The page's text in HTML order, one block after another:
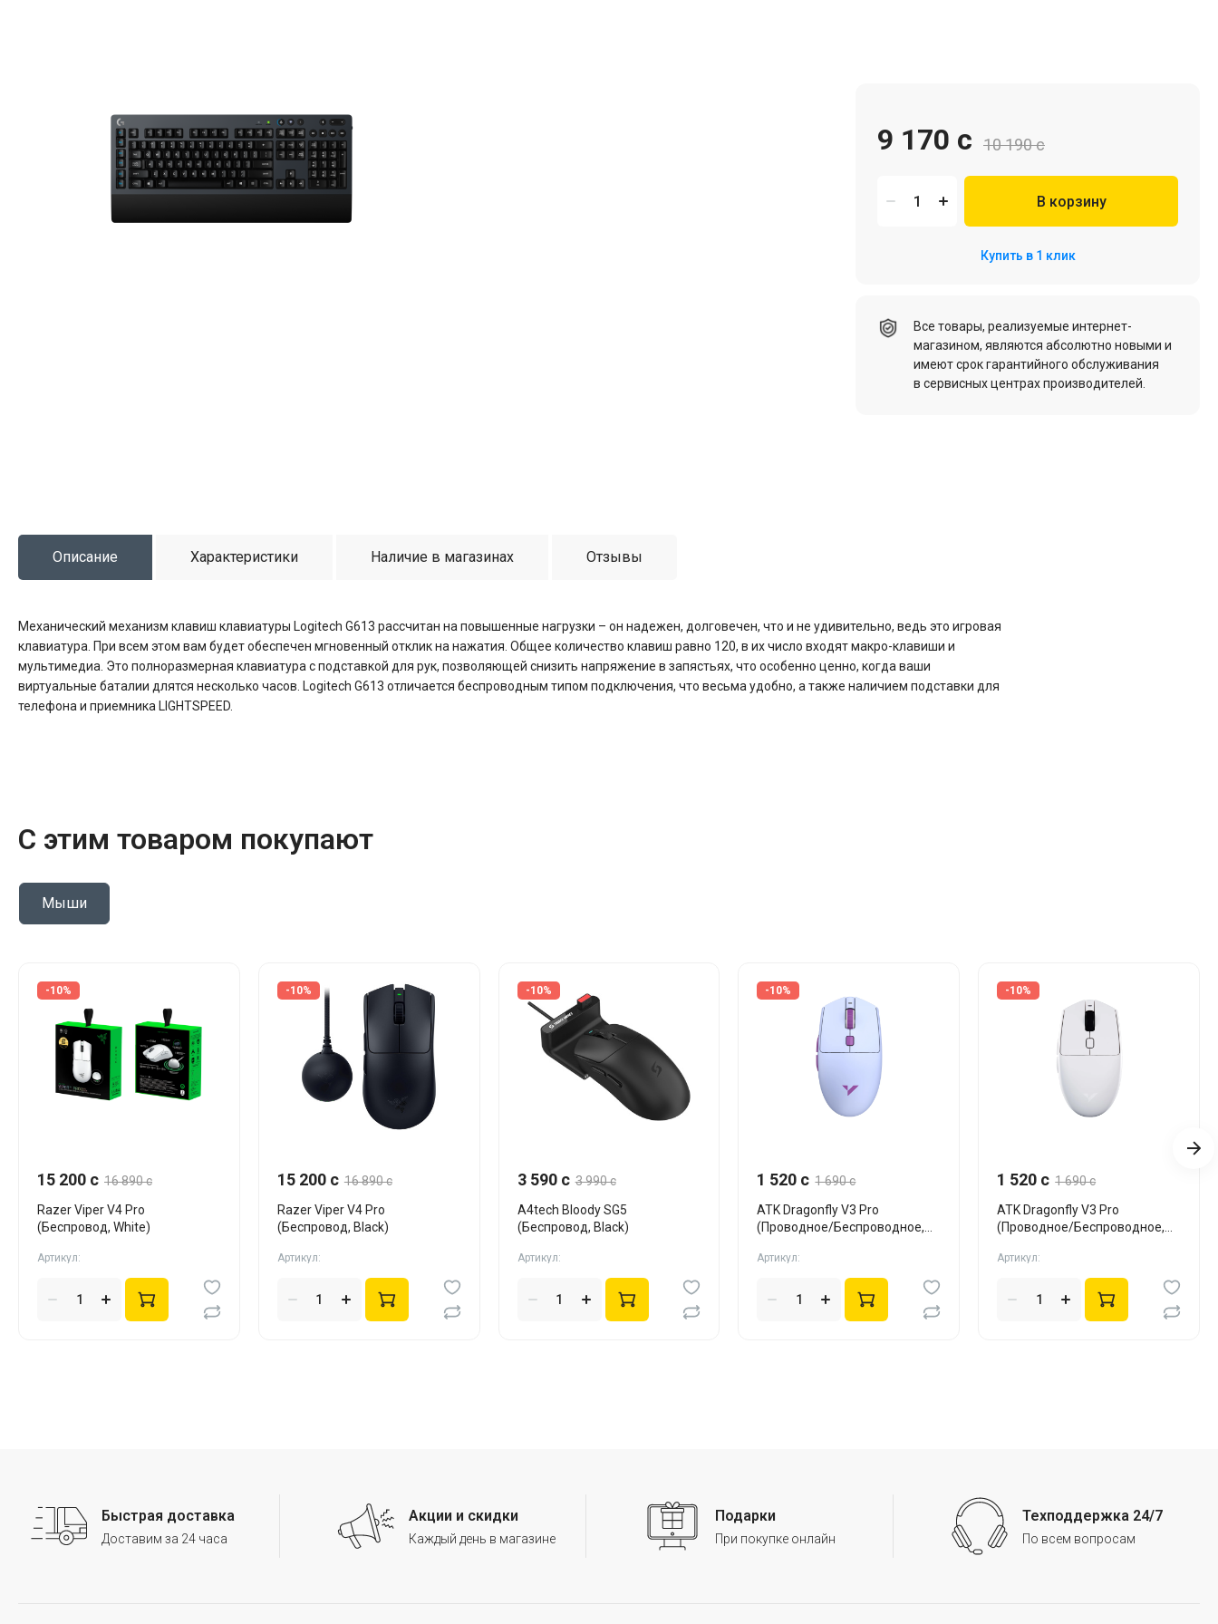
Наушники
Колонки Цифровые товары (Подписки PSN, Xbox, Steam, ПК)
10 190 c
9 170 c
В корзину
Купить в 1 клик
Все товары, реализуемые интернет-
магазином, являются абсолютно новыми и
имеют срок гарантийного обслуживания
в сервисных центрах производителей.
Описание Характеристики Наличие в магазинах Отзывы
Механический механизм клавиш клавиатуры Logitech G613 рассчитан на повышенные нагрузки – он надежен, долговечен, что и не удивительно, ведь это игровая
клавиатура. При всем этом вам будет обеспечен мгновенный отклик на нажатия. Общее количество клавиш равно 120, в их число входят макро-клавиши и
мультимедиа. Это полноразмерная клавиатура с подставкой для рук, позволяющей снизить напряжение в запястьях, что особенно ценно, когда ваши
виртуальные баталии длятся несколько часов. Logitech G613 отличается беспроводным типом подключения, что весьма удобно, а также наличием подставки для
телефона и приемника LIGHTSPEED.
С этим товаром покупают
Мыши
-10%
15 200 c 16 890 c
Razer Viper V4 Pro
(Беспровод, White)
Артикул:
-10%
15 200 c 16 890 c
Razer Viper V4 Pro
(Беспровод, Black)
Артикул:
-10%
3 590 c 3 990 c
A4tech Bloody SG5
(Беспровод, Black)
Артикул:
-10%
1 520 c 1 690 c
ATK Dragonfly V3 Pro
(Проводное/Беспроводное,
Артикул:
-10%
1 520 c 1 690 c
ATK Dragonfly V3 Pro
(Проводное/Беспроводное,
Артикул:
Быстрая доставка
Доставим за 24 часа
Акции и скидки
Каждый день в магазине
Подарки
При покупке онлайн
Техподдержка 24/7
По всем вопросам